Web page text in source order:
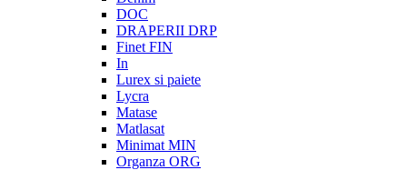
DOC
DRAPERII DRP
Finet FIN
In
Lurex si paiete
Lycra
Matase
Matlasat
Minimat MIN
Organza ORG